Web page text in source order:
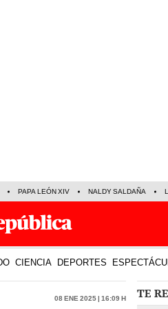
PAPA LEÓN XIV NALDY SALDAÑA
TE